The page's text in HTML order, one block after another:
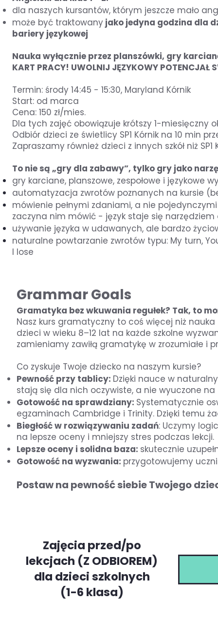
dla naszych kursantów, którym jeszcze mało
może być traktowany jako jedyna godzina dla
bariery językowej​
Nauka wyłącznie przez planszówki, gry
KART PRACY! UWOLNIJ JĘZYKOWY POTENCJAŁ
Termin: środy 14:45 - 15:30, Maryland Kórnik
Start: od marca
Cena: 150 zł/mies.
Dla tych zajęć obowiązuje krótszy 1-miesięczny
Odbiór dzieci ze świetlicy SP1 Kórnik na 10 min
Zapraszamy również dzieci z innych szkół niż SP1
To nie są „gry dla zabawy”, tylko gry jako
gry karciane, planszowe, zespołowe i językowe
automatyzacja zwrotów poznanych na kursie
mówienie pełnymi zdaniami, a nie
zaczyna nim mówić - język staje się
używanie języka w udawanych, ale bardzo
naturalne powtarzanie zwrotów typu: My turn,
I lose
Grammar Goals
Gramatyka bez wkuwania regułek? Tak, to
Nasz kurs gramatyczny to coś więcej niż
dzieci w wieku 8–12 lat na każde szkolne
zamieniamy zawiłą gramatykę w zrozumiałe i
Co zyskuje Twoje dziecko na naszym kursie?
Pewność przy tablicy: Dzięki nauce w
stają się dla nich oczywiste, a nie wyuczone na
Gotowość na sprawdziany: Systematycznie
egzaminach Cambridge i Trinity. Dzięki temu
Biegłość w rozwiązywaniu zadań: Uczymy
na lepsze oceny i mniejszy stres podczas lekcji.
Lepsze oceny i solidna baza: skutecznie
Gotowość na wyzwania: przygotowujemy
Postaw na pewność siebie Twojego
Zajęcia przed/po
lekcjach (Z ODBIOREM)
dla dzieci szkolnych
(1-6 klasa)